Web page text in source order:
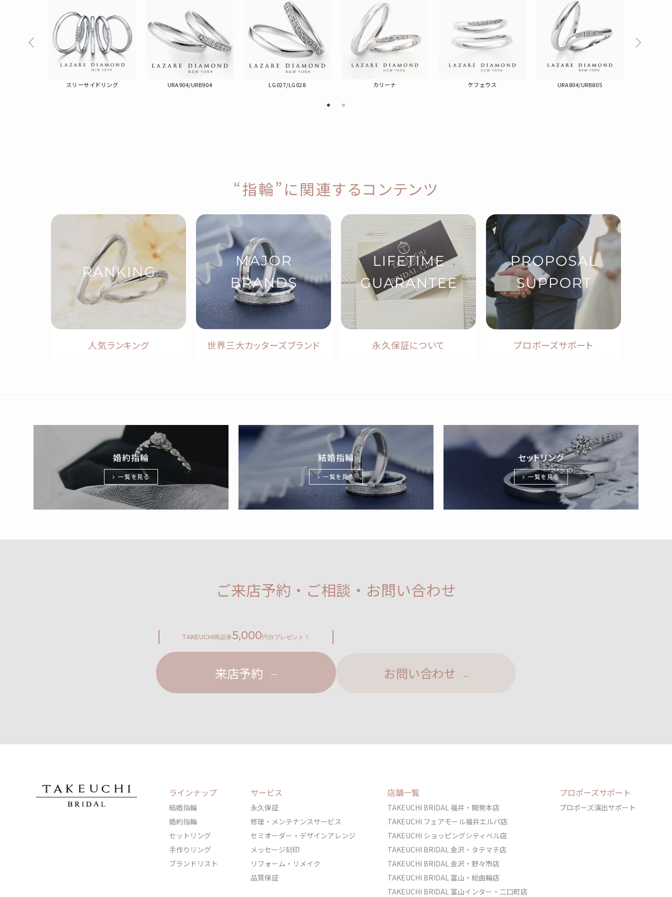
スリーサイドリング URA904/URB904 LG027/LG028 カリーナ ケフェウス URA804/URB805
“指輪”に関連するコンテンツ
人気ランキング 世界三大カッターズブランド 永久保証について プロポーズサポート
婚約指輪
一覧を見る
結婚指輪
一覧を見る
セットリング
一覧を見る
ご来店予約・ご相談・お問い合わせ
TAKEUCHI商品券5,000 円分プレゼント！
来店予約 お問い合わせ
ラインナップ
結婚指輪
婚約指輪
セットリング
手作りリング
ブランドリスト
サービス
永久保証
修理・メンテナンスサービス
セミオーダー・デザインアレンジ
メッセージ刻印
リフォーム・リメイク
品質保証
店舗一覧
TAKEUCHI BRIDAL 福井・開発本店
TAKEUCHI フェアモール福井エルパ店
TAKEUCHI ショッピングシティベル店
TAKEUCHI BRIDAL 金沢・タテマチ店
TAKEUCHI BRIDAL 金沢・野々市店
TAKEUCHI BRIDAL 富山・総曲輪店
TAKEUCHI BRIDAL 富山インター・二口町店
プロポーズサポート
プロポーズ演出サポート